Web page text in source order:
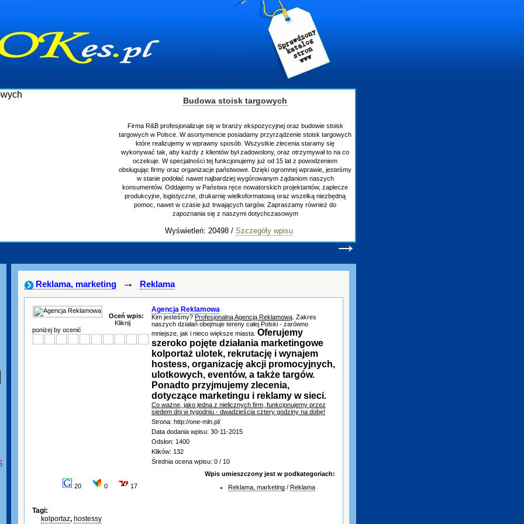
Budowa stoisk targowych
Firma R&B profesjonalizuje się w branży ekspozycyjnej oraz budowie stoisk
targowych w Polsce. W asortymencie posiadamy przyrządzenie stoisk targowych
które realizujemy w wprawny sposób. Wszystkie zlecenia staramy się
wykonywać tak, aby każdy z klientów był zadowolony, oraz otrzymywał to na co
oczekuje. W specjalności tej funkcjonujemy już od 15 lat z powodzeniem
obsługując firmy oraz organizacje państwowe. Dzięki ogromnej wprawie, jesteśmy
w stanie podołać nawet najbardziej wygórowanym żądaniom naszych
konsumentów. Oddajemy w Państwa ręce nowatorskich projektantów, zaplecze
produkcyjne, logistyczne, drukarnię wielkoformatową oraz wszelką niezbędną
pomoc, nawet w czasie już trwających targów. Zapraszamy również do
zapoznania się z naszymi dotychczasowym
Wyświetleń: 20498 / Szczegóły wpisu
→
Reklama, marketing → Reklama
Oceń wpis:
Kliknij
poniżej by ocenić
Agencja Reklamowa
Kim jesteśmy? Profesjonalną Agencją Reklamową . Zakres
naszych działań obejmuje tereny całej Polski - zarówno
mniejsze, jak i nieco większe miasta. Oferujemy
szeroko pojęte działania marketingowe
kolportaż ulotek, rekrutację i wynajem
hostess, organizację akcji promocyjnych,
ulotkowych, eventów, a także targów.
Ponadto przyjmujemy zlecenia,
dotyczące marketingu i reklamy w sieci.
Co ważne, jako jedna z nielicznych firm, funkcjonujemy przez
siedem dni w tygodniu - dwadzieścia cztery godziny na dobę!
Strona: http://one-mln.pl/
Data dodania wpisu: 30-11-2015
Odsłon: 1400
Klików: 132
Średnia ocena wpisu: 0 / 10
20 0 17
Wpis umieszczony jest w podkategoriach:
Reklama, marketing / Reklama
Tagi:
kolportaz, hostessy